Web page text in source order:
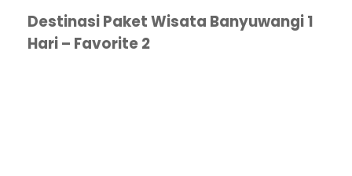
Destinasi Paket Wisata Banyuwangi 1
Hari – Favorite 2